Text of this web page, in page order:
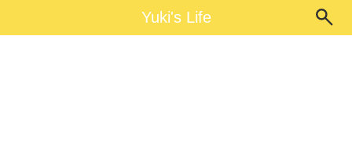
Yuki's LifeYuki's Life